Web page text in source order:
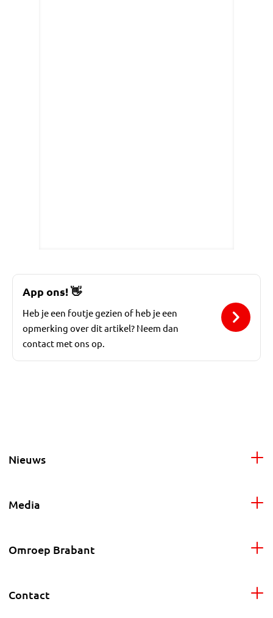
App ons! 👋
Heb je een foutje gezien of heb je een
opmerking over dit artikel? Neem dan
contact met ons op.
Nieuws
Media
Omroep Brabant
Contact